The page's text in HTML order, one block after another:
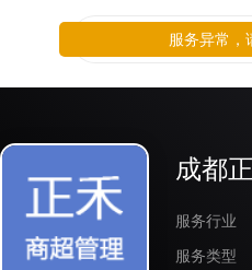
成都
服务行业
服务类型
服务异常，